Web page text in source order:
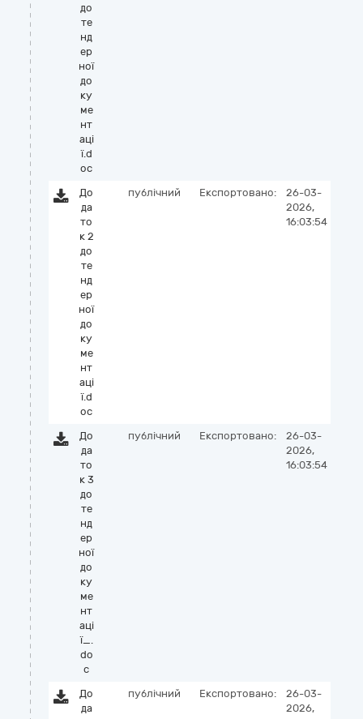
до
те
нд
ер
ної
до
ку
ме
нт
аці
ї.d
oc
До
да
то
к 2
до
те
нд
ер
ної
до
ку
ме
нт
аці
ї.d
oc
публічний Експортовано:
26-03-
2026,
16:03:54
До
да
то
к 3
до
те
нд
ер
ної
до
ку
ме
нт
аці
ї_.
do
c
публічний Експортовано:
26-03-
2026,
16:03:54
До
да
публічний Експортовано:
26-03-
2026,